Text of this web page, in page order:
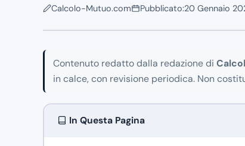
Calcolo-Mutuo.com Pubblicato:20 Gennaio
Contenuto redatto dalla redazione di
in calce, con revisione periodica. Non
In Questa Pagina